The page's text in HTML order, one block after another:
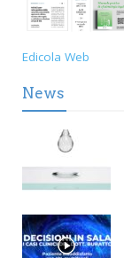
Edicola Web
News